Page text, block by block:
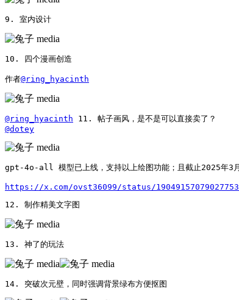
9. 室内设计
10. 四个漫画创造
作者@ring_hyacinth
@ring_hyacinth
@dotey
gpt-4o-all 模型已上线，支持以上绘图功能；且截止2025年3
https://x.com/ovst36099/status/
12. 制作精美文字图
13. 神了的玩法
14. 突破次元壁，同时强调背景绿布方便抠图